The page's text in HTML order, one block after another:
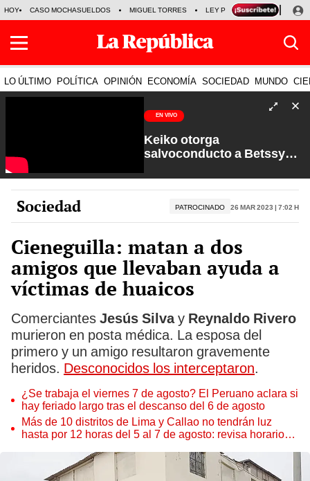
HOY CASO MOCHASUELDOS MIGUEL TORRES LEY PULPÍN PRECIO DEL
LO ÚLTIMO POLÍTICA OPINIÓN ECONOMÍA SOCIEDAD MUNDO
EN VIVO
Keiko otorga
salvoconducto a Betssy
Petroperú | Sin Guion con
Rosa María Palacios
Sociedad PATROCINADO 26 Mar 2023 | 7:02 h
Cieneguilla: matan a dos
amigos que llevaban ayuda a
víctimas de huaicos
Comerciantes Jesús Silvay Reynaldo Rivero
murieron en posta médica. La esposa del
primero y un amigo resultaron gravemente
heridos. Desconocidos los interceptaron.
¿Se trabaja el viernes 7 de agosto? El Peruano aclara si
hay feriado largo tras el descanso del 6 de agosto
Más de 10 distritos de Lima y Callao no tendrán luz
hasta por 12 horas del 5 al 7 de agosto: revisa horarios y